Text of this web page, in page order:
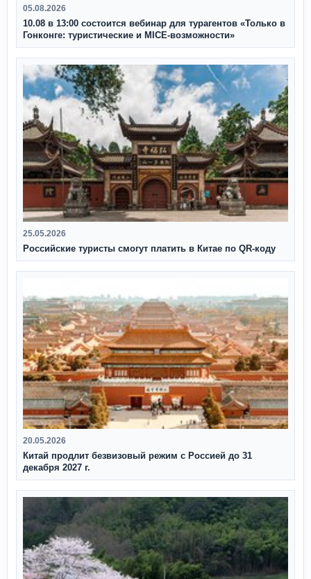
05.08.2026
10.08 в 13:00 состоится вебинар для турагентов «Только в
Гонконге: туристические и MICE-возможности»
25.05.2026
Российские туристы смогут платить в Китае по QR‑коду
20.05.2026
Китай продлит безвизовый режим с Россией до 31
декабря 2027 г.